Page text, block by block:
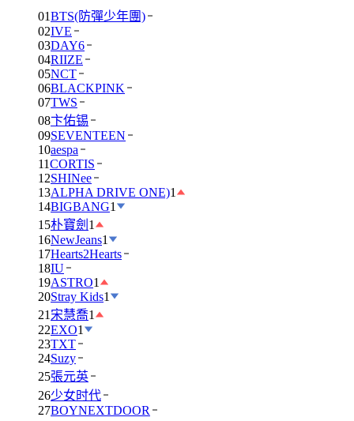
01BTS(防彈少年團)
02IVE
03DAY6
04RIIZE
05NCT
06BLACKPINK
07TWS
08卞佑锡
09SEVENTEEN
10aespa
11CORTIS
12SHINee
13ALPHA DRIVE ONE)1
14BIGBANG1
15朴寶劍 1
16NewJeans1
17Hearts2Hearts
18IU
19ASTRO1
20Stray Kids1
21 宋慧喬1
22EXO1
23TXT
24Suzy
25張元英
26少女时代
27BOYNEXTDOOR